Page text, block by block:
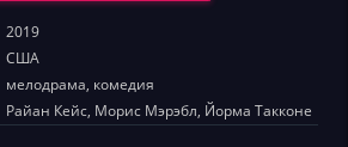
2019
США
мелодрама, комедия
Райан Кейс, Морис Мэрэбл, Йорма Такконе